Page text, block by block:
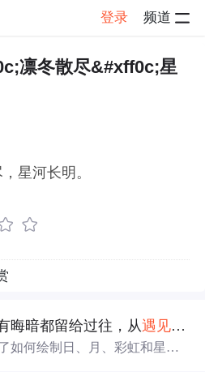
登录 频道
帖子详情
凛冬散尽&#xff0c;星
星河长明。
晦暗都留给过往，从遇见你开
如何绘制日、月、彩虹和星光